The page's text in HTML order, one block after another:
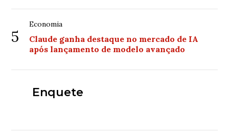
5
Economia
Claude ganha destaque no mercado de IA
após lançamento de modelo avançado
Enquete